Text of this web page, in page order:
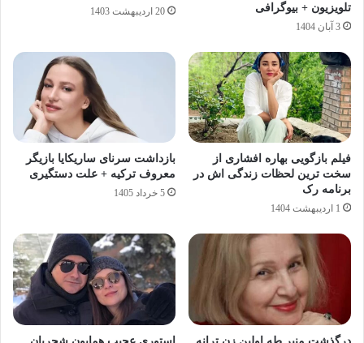
تلویزیون + بیوگرافی
3 آبان 1404
20 اردیبهشت 1403
فیلم بازگویی بهاره افشاری از
سخت ترین لحظات زندگی اش در
برنامه رک
1 اردیبهشت 1404
بازداشت سرنای ساریکایا بازیگر
معروف ترکیه + علت دستگیری
5 خرداد 1405